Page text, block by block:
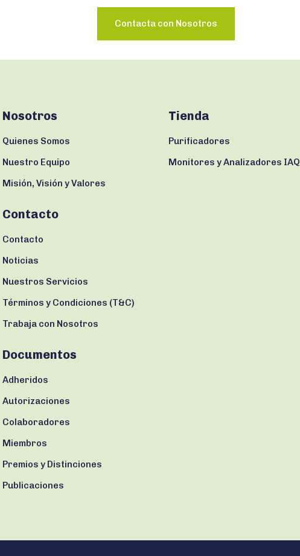
Contacta con Nosotros
Nosotros
Quienes Somos
Nuestro Equipo
Misión, Visión y Valores
Contacto
Contacto
Noticias
Nuestros Servicios
Términos y Condiciones (T&C)
Trabaja con Nosotros
Documentos
Adheridos
Autorizaciones
Colaboradores
Miembros
Premios y Distinciones
Publicaciones
Tienda
Purificadores
Monitores y Analizadores IAQ